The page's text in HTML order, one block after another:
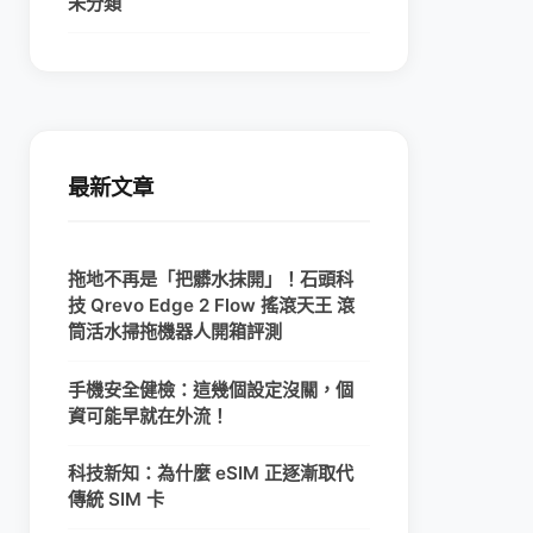
最新文章
拖地不再是「把髒水抹開」！石頭科
技 Qrevo Edge 2 Flow 搖滾天王 滾
筒活水掃拖機器人開箱評測
手機安全健檢：這幾個設定沒關，個
資可能早就在外流！
科技新知：為什麼 eSIM 正逐漸取代
傳統 SIM 卡